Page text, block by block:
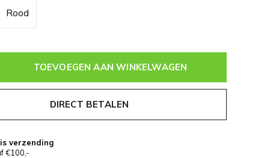
Rood
TOEVOEGEN AAN WINKELWAGEN
DIRECT BETALEN
verzending
€100,-